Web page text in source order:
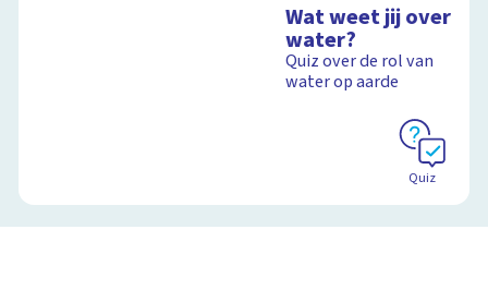
Wat weet jij over
water?
Quiz over de rol van
water op aarde
Quiz